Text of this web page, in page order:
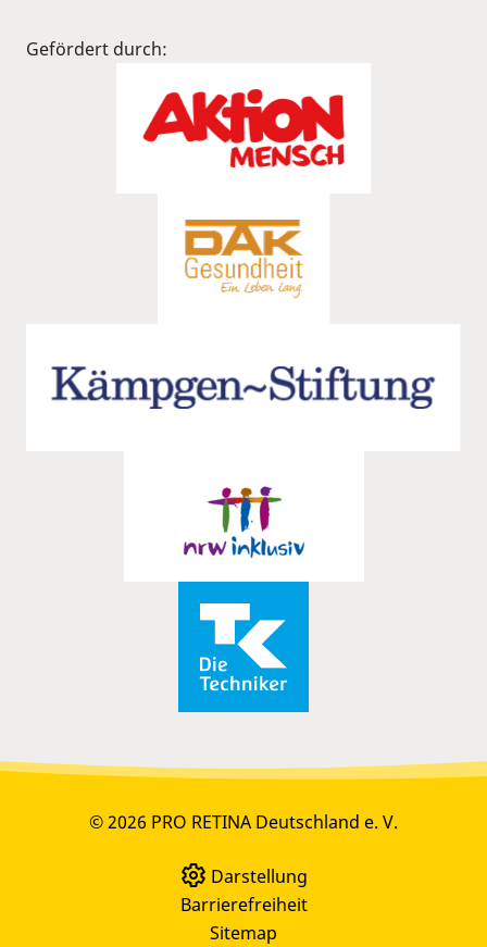
Gefördert durch:
© 2026 PRO RETINA Deutschland e. V.
Darstellung
Barrierefreiheit
Sitemap